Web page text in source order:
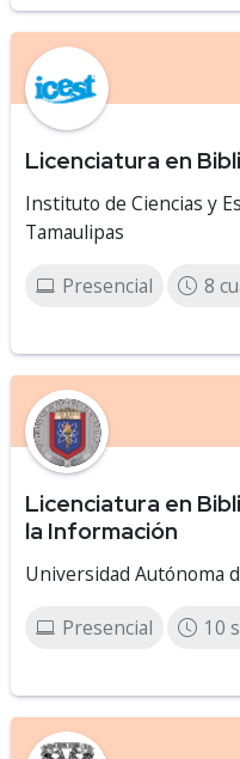
Licenciatura en
Instituto de Ciencias y
Tamaulipas
Presencial 8
Licenciatura en
la Información
Universidad Autónoma
Presencial 10